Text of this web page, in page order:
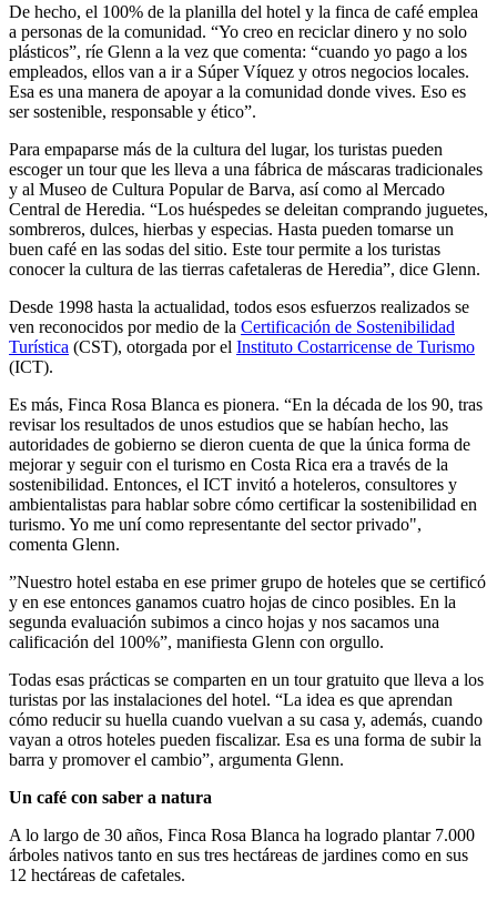
De hecho, el 100% de la planilla del hotel y la finca de café emplea
a personas de la comunidad. “Yo creo en reciclar dinero y no solo
plásticos”, ríe Glenn a la vez que comenta: “cuando yo pago a los
empleados, ellos van a ir a Súper Víquez y otros negocios locales.
Esa es una manera de apoyar a la comunidad donde vives. Eso es
ser sostenible, responsable y ético”.
Para empaparse más de la cultura del lugar, los turistas pueden
escoger un tour que les lleva a una fábrica de máscaras tradicionales
y al Museo de Cultura Popular de Barva, así como al Mercado
Central de Heredia. “Los huéspedes se deleitan comprando juguetes,
sombreros, dulces, hierbas y especias. Hasta pueden tomarse un
buen café en las sodas del sitio. Este tour permite a los turistas
conocer la cultura de las tierras cafetaleras de Heredia”, dice Glenn.
Desde 1998 hasta la actualidad, todos esos esfuerzos realizados se
ven reconocidos por medio de la Certificación de Sostenibilidad
Turística (CST), otorgada por el Instituto Costarricense de Turismo
(ICT).
Es más, Finca Rosa Blanca es pionera. “En la década de los 90, tras
revisar los resultados de unos estudios que se habían hecho, las
autoridades de gobierno se dieron cuenta de que la única forma de
mejorar y seguir con el turismo en Costa Rica era a través de la
sostenibilidad. Entonces, el ICT invitó a hoteleros, consultores y
ambientalistas para hablar sobre cómo certificar la sostenibilidad en
turismo. Yo me uní como representante del sector privado",
comenta Glenn.
”Nuestro hotel estaba en ese primer grupo de hoteles que se certificó
y en ese entonces ganamos cuatro hojas de cinco posibles. En la
segunda evaluación subimos a cinco hojas y nos sacamos una
calificación del 100%”, manifiesta Glenn con orgullo.
Todas esas prácticas se comparten en un tour gratuito que lleva a los
turistas por las instalaciones del hotel. “La idea es que aprendan
cómo reducir su huella cuando vuelvan a su casa y, además, cuando
vayan a otros hoteles pueden fiscalizar. Esa es una forma de subir la
barra y promover el cambio”, argumenta Glenn.
Un café con saber a natura
A lo largo de 30 años, Finca Rosa Blanca ha logrado plantar 7.000
árboles nativos tanto en sus tres hectáreas de jardines como en sus
12 hectáreas de cafetales.